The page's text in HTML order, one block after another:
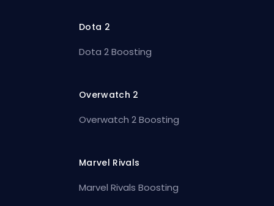
Dota 2
Dota 2 Boosting
Overwatch 2
Overwatch 2 Boosting
Marvel Rivals
Marvel Rivals Boosting